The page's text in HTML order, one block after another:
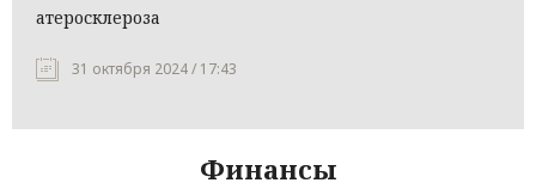
атеросклероза
31 октября 2024 / 17:43
Финансы